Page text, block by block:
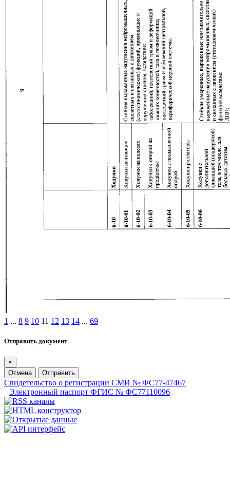
1 ... 8 9 10 11 12 13 14 ... 69
Отправить документ
×
Отмена
Отправить
Свидетельство о регистрации СМИ № ФС77-47467
Электронный паспорт ФГИС № ФС77110096